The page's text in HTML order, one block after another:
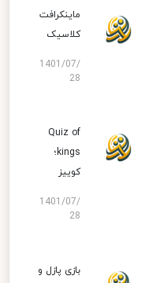
ماینکرافت
کلاسیک
1401/07/
28
Quiz of
kings؛
کوییز
1401/07/
28
بازی پازل و